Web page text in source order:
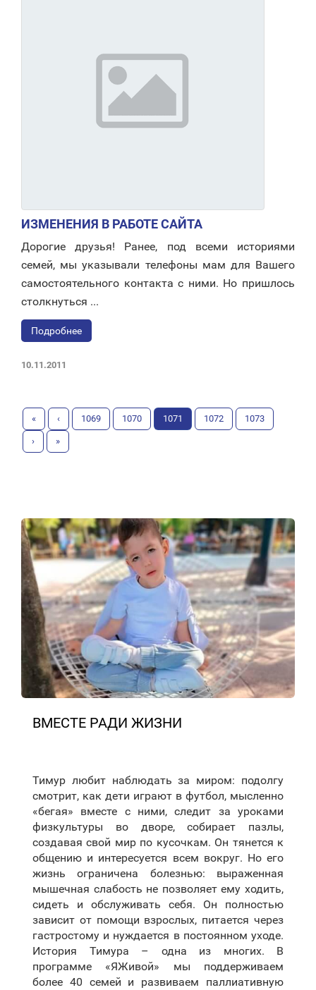
ИЗМЕНЕНИЯ В РАБОТЕ САЙТА
Дорогие друзья! Ранее, под всеми историями
семей, мы указывали телефоны мам для Вашего
самостоятельного контакта с ними. Но пришлось
столкнуться ...
Подробнее
10.11.2011
« ‹ 1069 1070 1071 1072 1073
› »
ВМЕСТЕ РАДИ ЖИЗНИ
Тимур любит наблюдать за миром: подолгу
смотрит, как дети играют в футбол, мысленно
«бегая» вместе с ними, следит за уроками
физкультуры во дворе, собирает пазлы,
создавая свой мир по кусочкам. Он тянется к
общению и интересуется всем вокруг. Но его
жизнь ограничена болезнью: выраженная
мышечная слабость не позволяет ему ходить,
сидеть и обслуживать себя. Он полностью
зависит от помощи взрослых, питается через
гастростому и нуждается в постоянном уходе.
История Тимура – одна из многих. В
программе «ЯЖивой» мы поддерживаем
более 40 семей и развиваем паллиативную